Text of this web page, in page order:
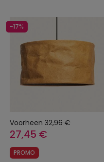
-17%
Voorheen 32,96 €
27,45 €
PROMO